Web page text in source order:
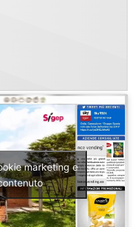
marketing e